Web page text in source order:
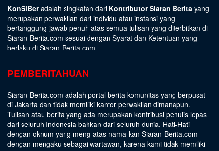
KonSiBeradalah singkatan dari Kontributor Siaran Berita yang
merupakan perwakilan dari individu atau instansi yang
bertanggung-jawab penuh atas semua tulisan yang diterbitkan di
Siaran-Berita.com sesuai dengan Syarat dan Ketentuan yang
berlaku di Siaran-Berita.com
PEMBERITAHUAN
Siaran-Berita.com adalah portal berita komunitas yang berpusat
di Jakarta dan tidak memiliki kantor perwakilan dimanapun.
Tulisan atau berita yang ada merupakan kontribusi penulis lepas
dari seluruh Indonesia bahkan dari seluruh dunia. Hati-Hati
dengan oknum yang meng-atas-nama-kan Siaran-Berita.com
dengan mengaku sebagai wartawan, karena kami tidak memiliki